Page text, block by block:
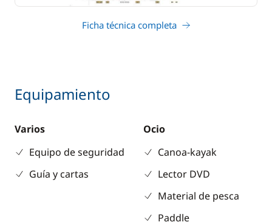
Ficha técnica completa
Equipamiento
Varios
Equipo de seguridad
Guía y cartas
Ocio
Canoa-kayak
Lector DVD
Material de pesca
Paddle